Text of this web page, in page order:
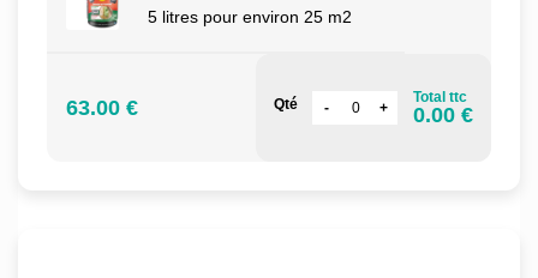
5 litres pour environ 25 m2
63.00 € Qté Total ttc
0.00 €